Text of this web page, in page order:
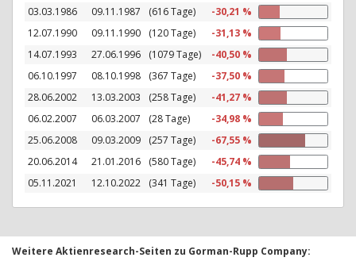
03.03.1986 09.11.1987 (616 Tage)
-30,21 %
12.07.1990
09.11.1990 (120 Tage)
-31,13 %
14.07.1993
27.06.1996 (1079 Tage)
-40,50 %
06.10.1997
08.10.1998 (367 Tage)
-37,50 %
28.06.2002
13.03.2003 (258 Tage)
-41,27 %
06.02.2007
06.03.2007 (28 Tage)
-34,98 %
25.06.2008
09.03.2009 (257 Tage)
-67,55 %
20.06.2014
21.01.2016 (580 Tage)
-45,74 %
05.11.2021
12.10.2022 (341 Tage) -50,15 %
Weitere Aktienresearch-Seiten zu Gorman-Rupp Company: